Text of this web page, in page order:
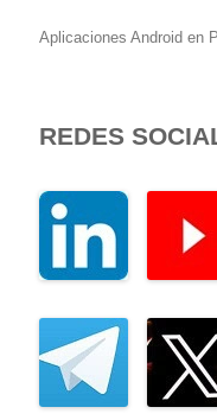
Aplicaciones Android en
REDES